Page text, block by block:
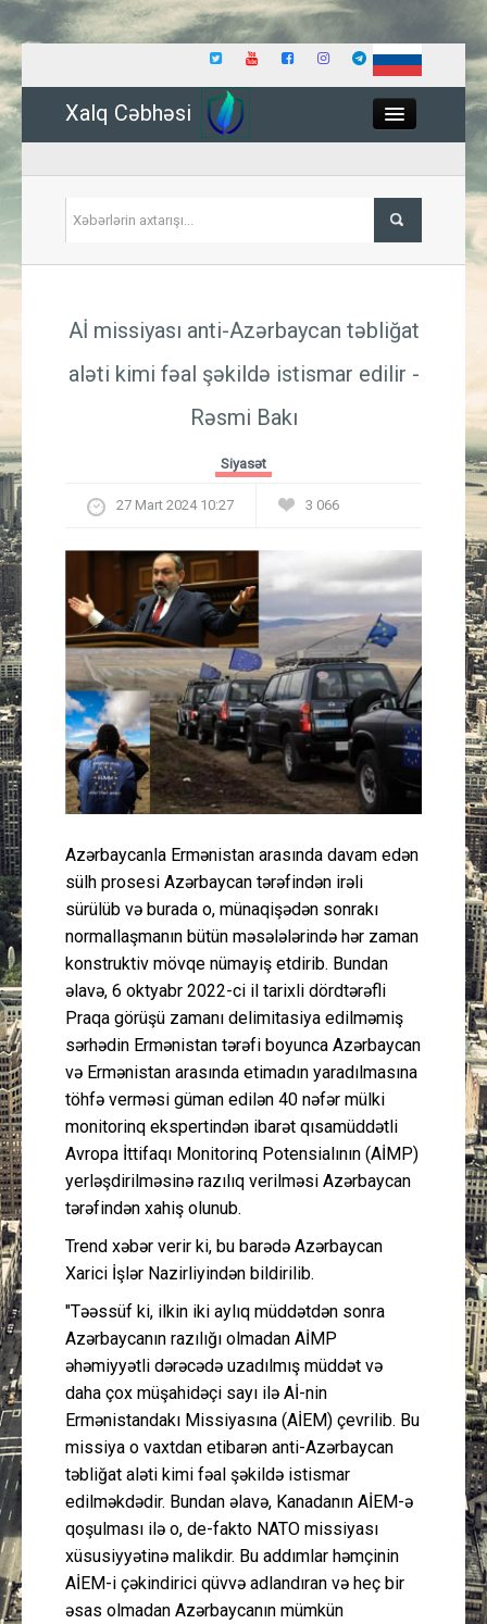
Xalq Cəbhəsi
İqtisadiyyat
Güney Azərbaycan
Mədəniyyət
Müsahibə
İdman
Layihə
Gündəm
Cəmiyyət
Peşə etikası
Əlaqə
Aİ missiyası anti-Azərbaycan təbliğat
aləti kimi fəal şəkildə istismar edilir -
Rəsmi Bakı
Siyasət
27 Mart 2024 10:27 3 066
Azərbaycanla Ermənistan arasında davam edən
sülh prosesi Azərbaycan tərəfindən irəli
sürülüb və burada o, münaqişədən sonrakı
normallaşmanın bütün məsələlərində hər zaman
konstruktiv mövqe nümayiş etdirib. Bundan
əlavə, 6 oktyabr 2022-ci il tarixli dördtərəfli
Praqa görüşü zamanı delimitasiya edilməmiş
sərhədin Ermənistan tərəfi boyunca Azərbaycan
və Ermənistan arasında etimadın yaradılmasına
töhfə verməsi güman edilən 40 nəfər mülki
monitorinq ekspertindən ibarət qısamüddətli
Avropa İttifaqı Monitorinq Potensialının (AİMP)
yerləşdirilməsinə razılıq verilməsi Azərbaycan
tərəfindən xahiş olunub.
Trend xəbər verir ki, bu barədə Azərbaycan
Xarici İşlər Nazirliyindən bildirilib.
"Təəssüf ki, ilkin iki aylıq müddətdən sonra
Azərbaycanın razılığı olmadan AİMP
əhəmiyyətli dərəcədə uzadılmış müddət və
daha çox müşahidəçi sayı ilə Aİ-nin
Ermənistandakı Missiyasına (AİEM) çevrilib. Bu
missiya o vaxtdan etibarən anti-Azərbaycan
təbliğat aləti kimi fəal şəkildə istismar
edilməkdədir. Bundan əlavə, Kanadanın AİEM-ə
qoşulması ilə o, de-fakto NATO missiyası
xüsusiyyətinə malikdir. Bu addımlar həmçinin
AİEM-i çəkindirici qüvvə adlandıran və heç bir
əsas olmadan Azərbaycanın mümkün